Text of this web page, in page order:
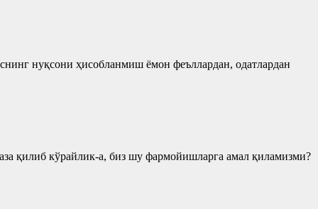
нуқсони ҳисобланмиш ёмон феъллардан, одатлардан
қилиб кўрайлик-а, биз шу фармойишларга амал қиламизми?